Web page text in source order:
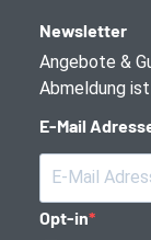
Newsletter
Angebote &
Abmeldung
E-Mail
Opt-in